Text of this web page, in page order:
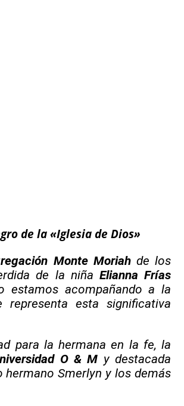
de la «Iglesia de Dios»
Monte Moriah de los
de la niña Elianna Frías
acompañando a la
esta significativa
para la hermana en la fe, la
O & M y destacada
Smerlyn y los demás